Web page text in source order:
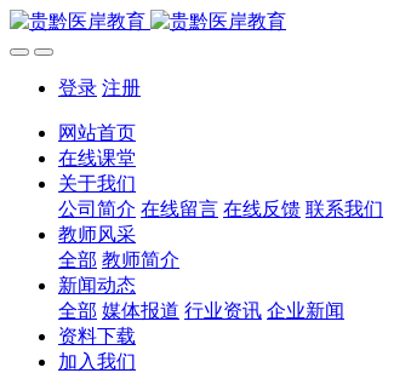
登录 注册
网站首页
在线课堂
关于我们
公司简介 在线留言 在线反馈 联系我们
教师风采
全部 教师简介
新闻动态
全部 媒体报道 行业资讯 企业新闻
资料下载
加入我们